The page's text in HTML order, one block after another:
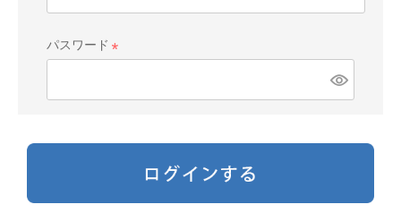
パスワード